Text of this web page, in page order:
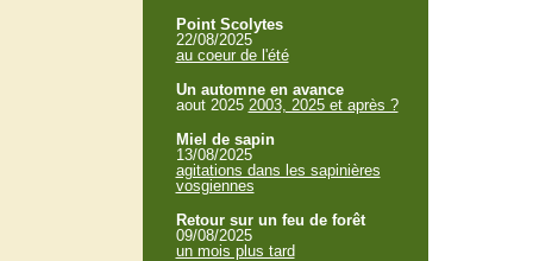
Point Scolytes
22/08/2025
au coeur de l'été
Un automne en avance
aout 2025 2003, 2025 et après ?
Miel de sapin
13/08/2025
agitations dans les sapinières
vosgiennes
Retour sur un feu de forêt
09/08/2025
un mois plus tard